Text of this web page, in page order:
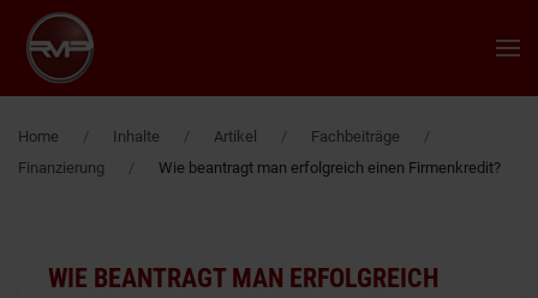
Zum Hauptinhalt springen
Home Inhalte Artikel
Fachbeiträge
Finanzierung
Wie beantragt man erfolgreich einen Firmenkredit?
WIE BEANTRAGT MAN ERFOLGREICH